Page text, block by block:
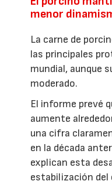
menor
La carne de
las principales
mundial, aunque
moderado.
El informe prevé
aumente
una cifra
en la década
explican esta
estabilización del